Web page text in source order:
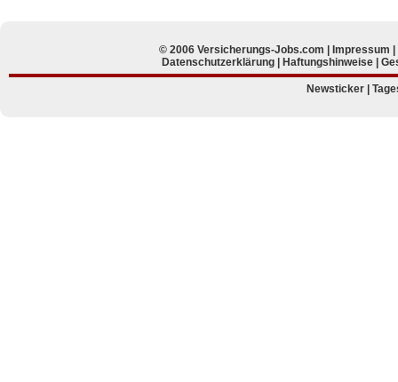
© 2006 Versicherungs-Jobs.com | Impressum
Datenschutzerklärung
Haftungshinweise
Newsticker |